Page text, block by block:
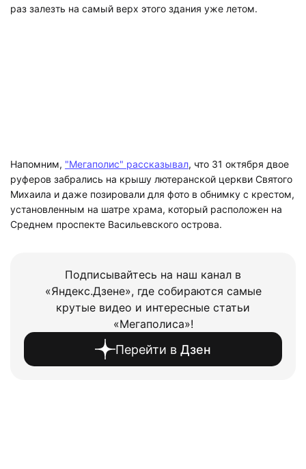
раз залезть на самый верх этого здания уже летом.
Напомним, "Мегаполис" рассказывал, что 31 октября двое
руферов забрались на крышу лютеранской церкви Святого
Михаила и даже позировали для фото в обнимку с крестом,
установленным на шатре храма, который расположен на
Среднем проспекте Васильевского острова.
Подписывайтесь на наш канал в
«Яндекс.Дзене», где собираются самые
крутые видео и интересные статьи
«Мегаполиса»!
Перейти в Дзен